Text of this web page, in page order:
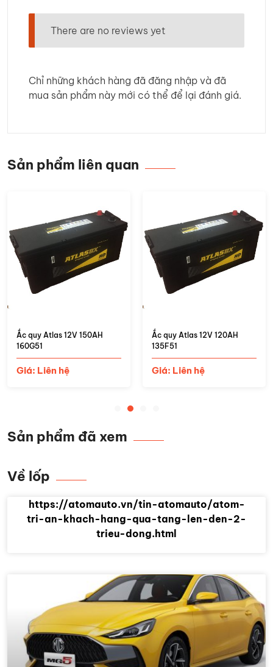
There are no reviews yet
Chỉ những khách hàng đã đăng nhập và đã
mua sản phẩm này mới có thể để lại đánh giá.
Sản phẩm liên quan
Ắc quy Atlas 12V 150AH
160G51
Giá: Liên hệ
Ắc quy Atlas 12V 120AH
135F51
Giá: Liên hệ
Sản phẩm đã xem
Về lốp
https://atomauto.vn/tin-atomauto/atom-
tri-an-khach-hang-qua-tang-len-den-2-
trieu-dong.html